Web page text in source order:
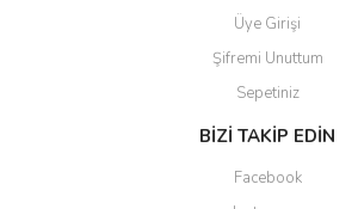
Üye Girişi
Şifremi Unuttum
Sepetiniz
BİZİ TAKİP EDİN
Facebook